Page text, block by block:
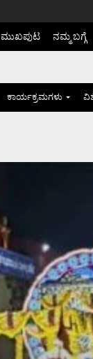
ಮುಖಪುಟ ನಮ್ಮ ಬಗ್ಗೆ
ಕಾರ್ಯಕ್ರಮಗಳು